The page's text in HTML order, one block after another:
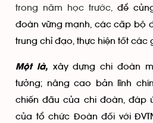
trong năm học trước, để
đoàn vững mạnh, các cấp bộ
trung chỉ đạo, thực hiện tốt các
Một là,
xây dựng chi đoàn
tưởng; nâng cao bản lĩnh
chiến đấu của chi đoàn, đáp
của tổ chức Đoàn đối với